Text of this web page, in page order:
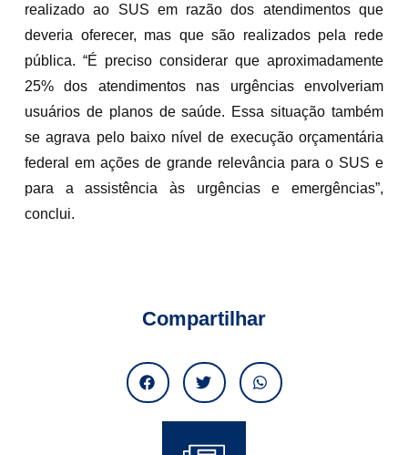
realizado ao SUS em razão dos atendimentos que
deveria oferecer, mas que são realizados pela rede
pública. “É preciso considerar que aproximadamente
25% dos atendimentos nas urgências envolveriam
usuários de planos de saúde. Essa situação também
se agrava pelo baixo nível de execução orçamentária
federal em ações de grande relevância para o SUS e
para a assistência às urgências e emergências”,
conclui.
Compartilhar